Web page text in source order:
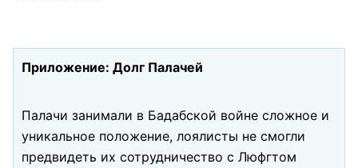
Приложение: Долг Палачей
Палачи занимали в Бадабской войне сложное и
уникальное положение, лоялисты не смогли
предвидеть их сотрудничество с Люфгтом